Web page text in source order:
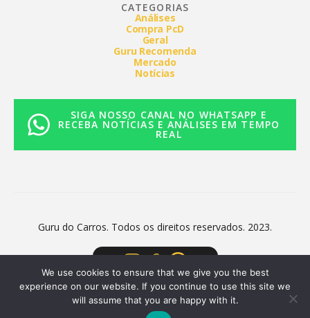
CATEGORIAS
Análises
Compra PcD
Geral
Guru Recomenda
Mercado
Notícias
SIGA NOSSO CANAL NO WHATSAPP E
RECEBA NOTÍCIAS E ANÁLISES EM TEMPO
REAL
Guru do Carros. Todos os direitos reservados. 2023.
We use cookies to ensure that we give you the best
experience on our website. If you continue to use this site we
will assume that you are happy with it.